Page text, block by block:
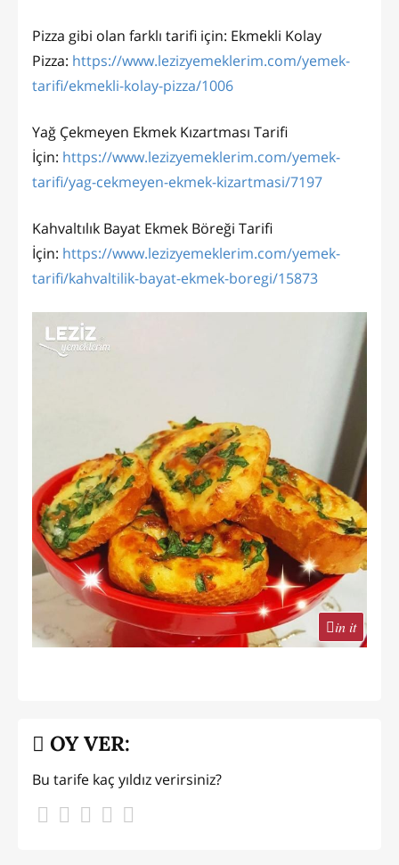
Pizza gibi olan farklı tarifi için: Ekmekli Kolay
Pizza: https://www.lezizyemeklerim.com/yemek-
tarifi/ekmekli-kolay-pizza/1006
Yağ Çekmeyen Ekmek Kızartması Tarifi
İçin: https://www.lezizyemeklerim.com/yemek-
tarifi/yag-cekmeyen-ekmek-kizartmasi/7197
Kahvaltılık Bayat Ekmek Böreği Tarifi
İçin: https://www.lezizyemeklerim.com/yemek-
tarifi/kahvaltilik-bayat-ekmek-boregi/15873
in it
OY VER:
Bu tarife kaç yıldız verirsiniz?